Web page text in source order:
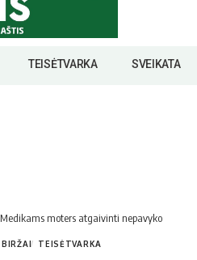
TEISĖTVARKA SVEIKATA
Medikams moters atgaivinti nepavyko
BIRŽAI TEISĖTVARKA